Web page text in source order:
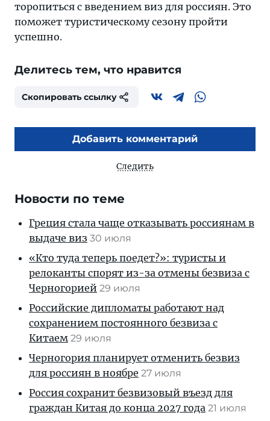
торопиться с введением виз для россиян. Это
поможет туристическому сезону пройти
успешно.
Делитесь тем, что нравится
Скопировать ссылку
Добавить комментарий
Следить
Новости по теме
Греция стала чаще отказывать россиянам в
выдаче виз 30 июля
«Кто туда теперь поедет?»: туристы и
релоканты спорят из-за отмены безвиза с
Черногорией 29 июля
Российские дипломаты работают над
сохранением постоянного безвиза с
Китаем 29 июля
Черногория планирует отменить безвиз
для россиян в ноябре 27 июля
Россия сохранит безвизовый въезд для
граждан Китая до конца 2027 года 21 июля